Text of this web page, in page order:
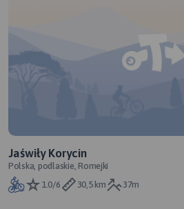
Jaświły Korycin
Polska, podlaskie, Romejki
1.0/6
30,5 km 37m